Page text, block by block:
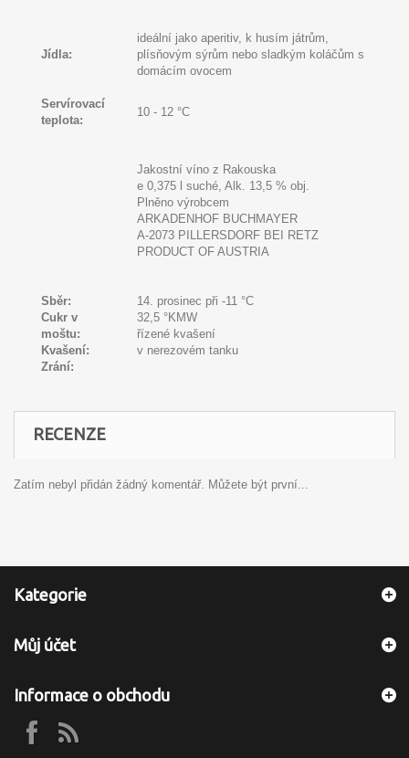
Jídla:
ideální jako aperitiv, k husím játrům,
plísňovým sýrům nebo sladkým koláčům s
domácím ovocem
Servírovací
teplota:
10 - 12 °C
Jakostní víno z Rakouska
e 0,375 l suché, Alk. 13,5 % obj.
Plněno výrobcem
ARKADENHOF BUCHMAYER
A-2073 PILLERSDORF BEI RETZ
PRODUCT OF AUSTRIA
Sběr:
Cukr v
moštu:
Kvašení:
Zrání:
14. prosinec při -11 °C
32,5 °KMW
řízené kvašení
v nerezovém tanku
RECENZE
Zatím nebyl přidán žádný komentář. Můžete být první...
Kategorie
Můj účet
Informace o obchodu